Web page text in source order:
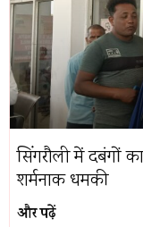
सिंगरौली में दबंगों
शर्मनाक धमकी
और पढ़ें